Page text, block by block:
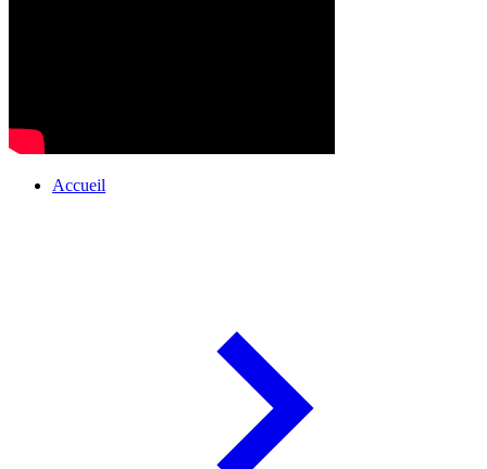
Accueil